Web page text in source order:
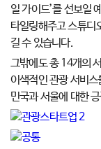
일 가이드’를 선보일
타일링해주고 스튜디
길 수 있습니다.
그밖에도 총 14개의
이색적인 관광 서비
민국과 서울에 대한